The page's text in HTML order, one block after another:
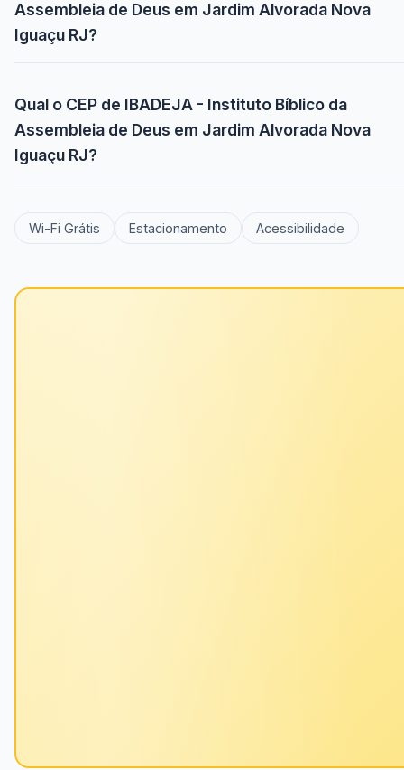
Assembleia de Deus em Jardim Alvorada Nova
Iguaçu RJ?
Qual o CEP de IBADEJA - Instituto Bíblico da
Assembleia de Deus em Jardim Alvorada Nova
Iguaçu RJ?
Wi-Fi Grátis Estacionamento Acessibilidade